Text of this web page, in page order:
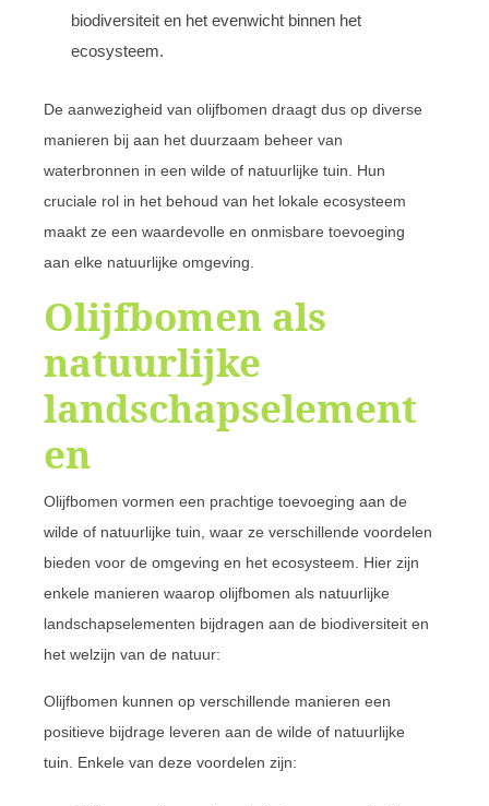
biodiversiteit en het evenwicht binnen het
ecosysteem.
De aanwezigheid van olijfbomen draagt dus op diverse
manieren bij aan het duurzaam beheer van
waterbronnen in een wilde of natuurlijke tuin. Hun
cruciale rol in het behoud van het lokale ecosysteem
maakt ze een waardevolle en onmisbare toevoeging
aan elke natuurlijke omgeving.
Olijfbomen als
natuurlijke
landschapselement
en
Olijfbomen vormen een prachtige toevoeging aan de
wilde of natuurlijke tuin, waar ze verschillende voordelen
bieden voor de omgeving en het ecosysteem. Hier zijn
enkele manieren waarop olijfbomen als natuurlijke
landschapselementen bijdragen aan de biodiversiteit en
het welzijn van de natuur:
Olijfbomen kunnen op verschillende manieren een
positieve bijdrage leveren aan de wilde of natuurlijke
tuin. Enkele van deze voordelen zijn: